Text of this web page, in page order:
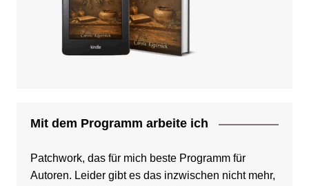
Mit dem Programm arbeite ich
Patchwork, das für mich beste Programm für
Autoren. Leider gibt es das inzwischen nicht mehr,